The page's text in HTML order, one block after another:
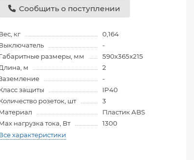
Сообщить о поступлении
кг
0,164
-
размеры, мм
590х365х215
м
2
-
защиты
IP40
розеток, шт
3
Пластик ABS
нагрузка тока, Вт
1300
характеристики